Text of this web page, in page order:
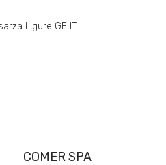
Ligure GE IT
COMER SPA